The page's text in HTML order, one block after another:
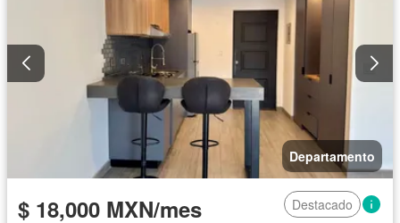
Departamento
$ 18,000 MXN/mes
Destacado